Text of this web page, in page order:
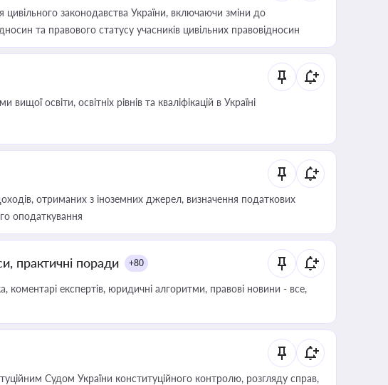
законодавства України, включаючи зміни до
та правового статусу учасників цивільних правовідносин
освіти, освітніх рівнів та кваліфікацій в Україні
отриманих з іноземних джерел, визначення податкових
оподаткування
практичні поради +80
коментарі експертів, юридичні алгоритми, правові новини - все,
Судом України конституційного контролю, розгляду справ,